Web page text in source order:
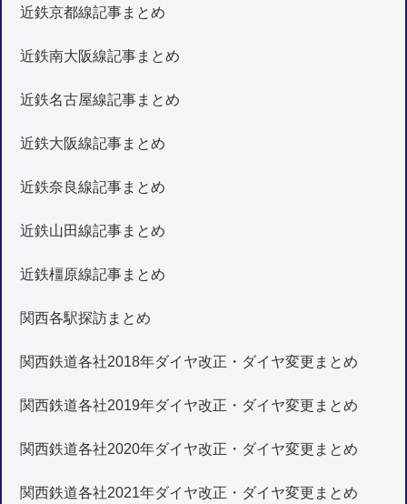
近鉄京都線記事まとめ
近鉄南大阪線記事まとめ
近鉄名古屋線記事まとめ
近鉄大阪線記事まとめ
近鉄奈良線記事まとめ
近鉄山田線記事まとめ
近鉄橿原線記事まとめ
関西各駅探訪まとめ
関西鉄道各社2018年ダイヤ改正・ダイヤ変更まとめ
関西鉄道各社2019年ダイヤ改正・ダイヤ変更まとめ
関西鉄道各社2020年ダイヤ改正・ダイヤ変更まとめ
関西鉄道各社2021年ダイヤ改正・ダイヤ変更まとめ